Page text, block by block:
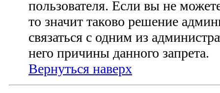
пользователя. Если вы не
то значит таково решение
связаться с одним из
него причины данного запрета.
Вернуться наверх